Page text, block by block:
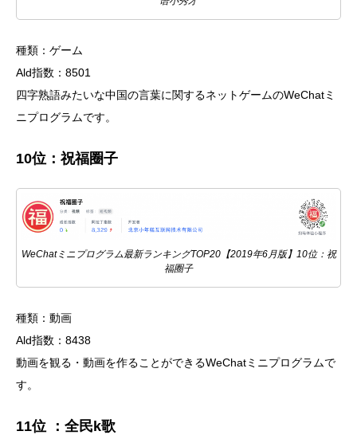
種類：ゲーム
Ald指数：8501
四字熟語みたいな中国の言葉に関するネットゲームのWeChatミ
ニプログラムです。
10位：祝福圈子
WeChatミニプログラム最新ランキングTOP20【2019年6月版】10位：祝
福圈子
種類：動画
Ald指数：8438
動画を観る・動画を作ることができるWeChatミニプログラムで
す。
11位 ：全民k歌